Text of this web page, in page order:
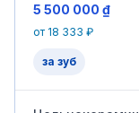
5 500 000 ₫
от 18 333 ₽
за зуб